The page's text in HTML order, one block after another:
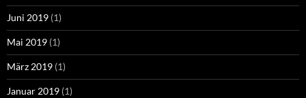
Juni 2019 (1)
Mai 2019 (1)
März 2019 (1)
Januar 2019 (1)